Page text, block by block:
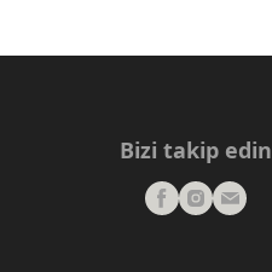
Bizi takip edin